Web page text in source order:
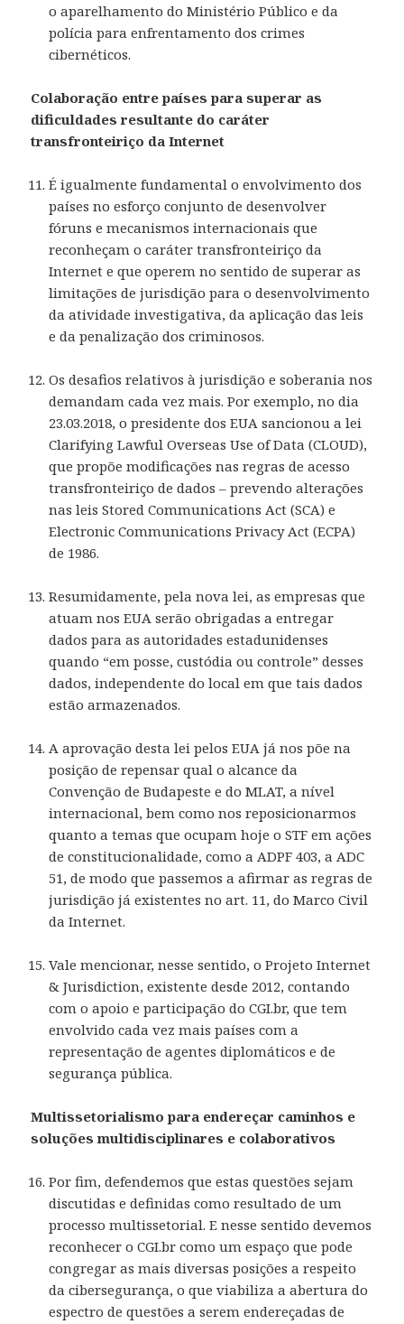
o aparelhamento do Ministério Público e da
polícia para enfrentamento dos crimes
cibernéticos.
Colaboração entre países para superar as
dificuldades resultante do caráter
transfronteiriço da Internet
É igualmente fundamental o envolvimento dos
países no esforço conjunto de desenvolver
fóruns e mecanismos internacionais que
reconheçam o caráter transfronteiriço da
Internet e que operem no sentido de superar as
limitações de jurisdição para o desenvolvimento
da atividade investigativa, da aplicação das leis
e da penalização dos criminosos.
Os desafios relativos à jurisdição e soberania nos
demandam cada vez mais. Por exemplo, no dia
23.03.2018, o presidente dos EUA sancionou a lei
Clarifying Lawful Overseas Use of Data (CLOUD),
que propõe modificações nas regras de acesso
transfronteiriço de dados – prevendo alterações
nas leis Stored Communications Act (SCA) e
Electronic Communications Privacy Act (ECPA)
de 1986.
Resumidamente, pela nova lei, as empresas que
atuam nos EUA serão obrigadas a entregar
dados para as autoridades estadunidenses
quando “em posse, custódia ou controle” desses
dados, independente do local em que tais dados
estão armazenados.
A aprovação desta lei pelos EUA já nos põe na
posição de repensar qual o alcance da
Convenção de Budapeste e do MLAT, a nível
internacional, bem como nos reposicionarmos
quanto a temas que ocupam hoje o STF em ações
de constitucionalidade, como a ADPF 403, a ADC
51, de modo que passemos a afirmar as regras de
jurisdição já existentes no art. 11, do Marco Civil
da Internet.
Vale mencionar, nesse sentido, o Projeto Internet
& Jurisdiction, existente desde 2012, contando
com o apoio e participação do CGI.br, que tem
envolvido cada vez mais países com a
representação de agentes diplomáticos e de
segurança pública.
Multissetorialismo para endereçar caminhos e
soluções multidisciplinares e colaborativos
Por fim, defendemos que estas questões sejam
discutidas e definidas como resultado de um
processo multissetorial. E nesse sentido devemos
reconhecer o CGI.br como um espaço que pode
congregar as mais diversas posições a respeito
da cibersegurança, o que viabiliza a abertura do
espectro de questões a serem endereçadas de